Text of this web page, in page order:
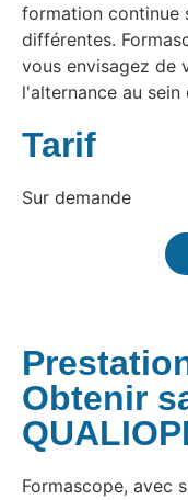
formation continue
différentes.
vous envisagez de
l'alternance au
Tarif
Sur demande
Obtenir
QUALIOPI
Formascope, avec